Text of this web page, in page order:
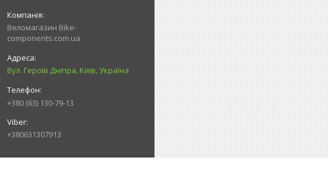
Веломагазин Bike-
components.com.ua
Вул. Героїв Дніпра, Київ, Україна
+380 (63) 130-79-13
+380631307913